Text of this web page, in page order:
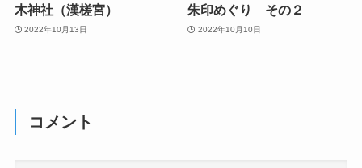
木神社（漢槎宮）
2022年10月13日
朱印めぐり その２
2022年10月10日
コメント